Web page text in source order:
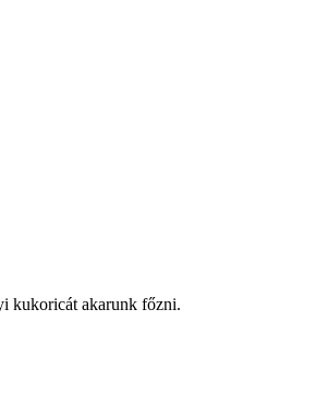
kukoricát akarunk főzni.